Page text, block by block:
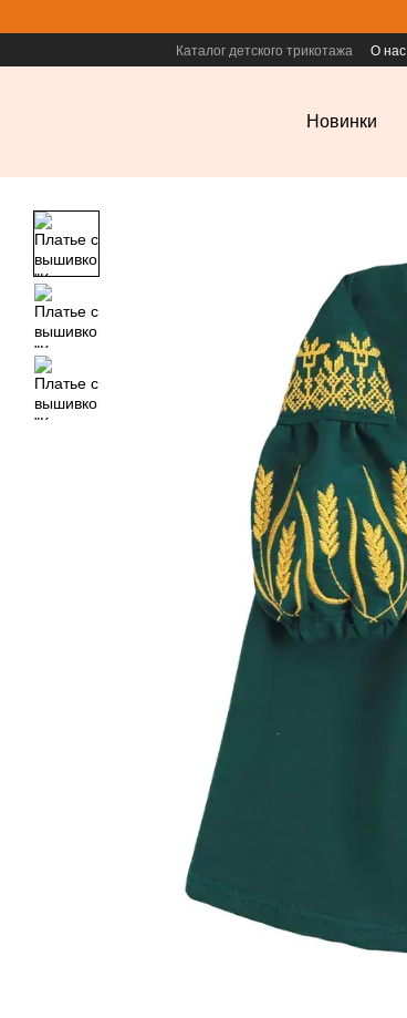
Каталог детского трикотажа О нас
Новинки